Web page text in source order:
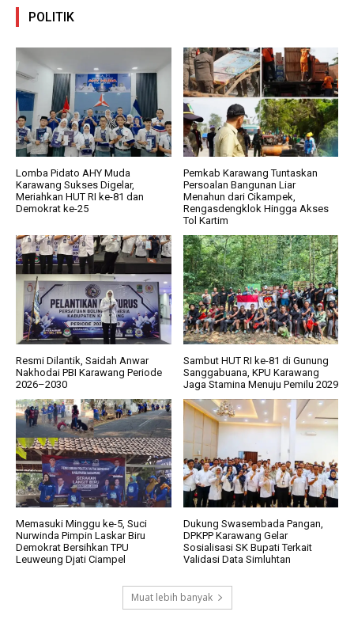
POLITIK
Lomba Pidato AHY Muda
Karawang Sukses Digelar,
Meriahkan HUT RI ke-81 dan
Demokrat ke-25
Pemkab Karawang Tuntaskan
Persoalan Bangunan Liar
Menahun dari Cikampek,
Rengasdengklok Hingga Akses
Tol Kartim
Resmi Dilantik, Saidah Anwar
Nakhodai PBI Karawang Periode
2026–2030
Sambut HUT RI ke-81 di Gunung
Sanggabuana, KPU Karawang
Jaga Stamina Menuju Pemilu 2029
Memasuki Minggu ke-5, Suci
Nurwinda Pimpin Laskar Biru
Demokrat Bersihkan TPU
Leuweung Djati Ciampel
Dukung Swasembada Pangan,
DPKPP Karawang Gelar
Sosialisasi SK Bupati Terkait
Validasi Data Simluhtan
Muat lebih banyak